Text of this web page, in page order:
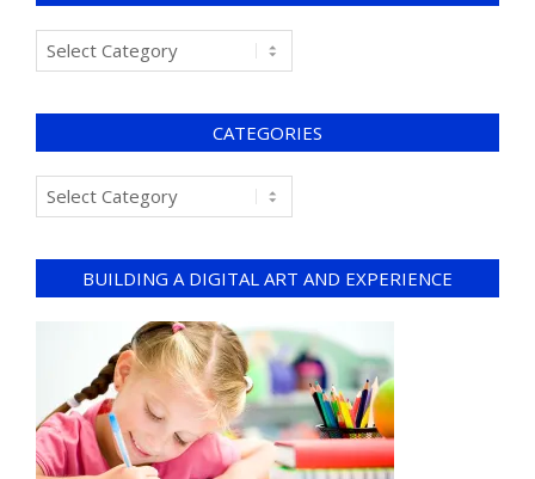
CATEGORIES
BUILDING A DIGITAL ART AND EXPERIENCE